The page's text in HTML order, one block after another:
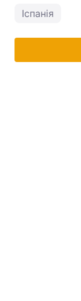
Іспанія